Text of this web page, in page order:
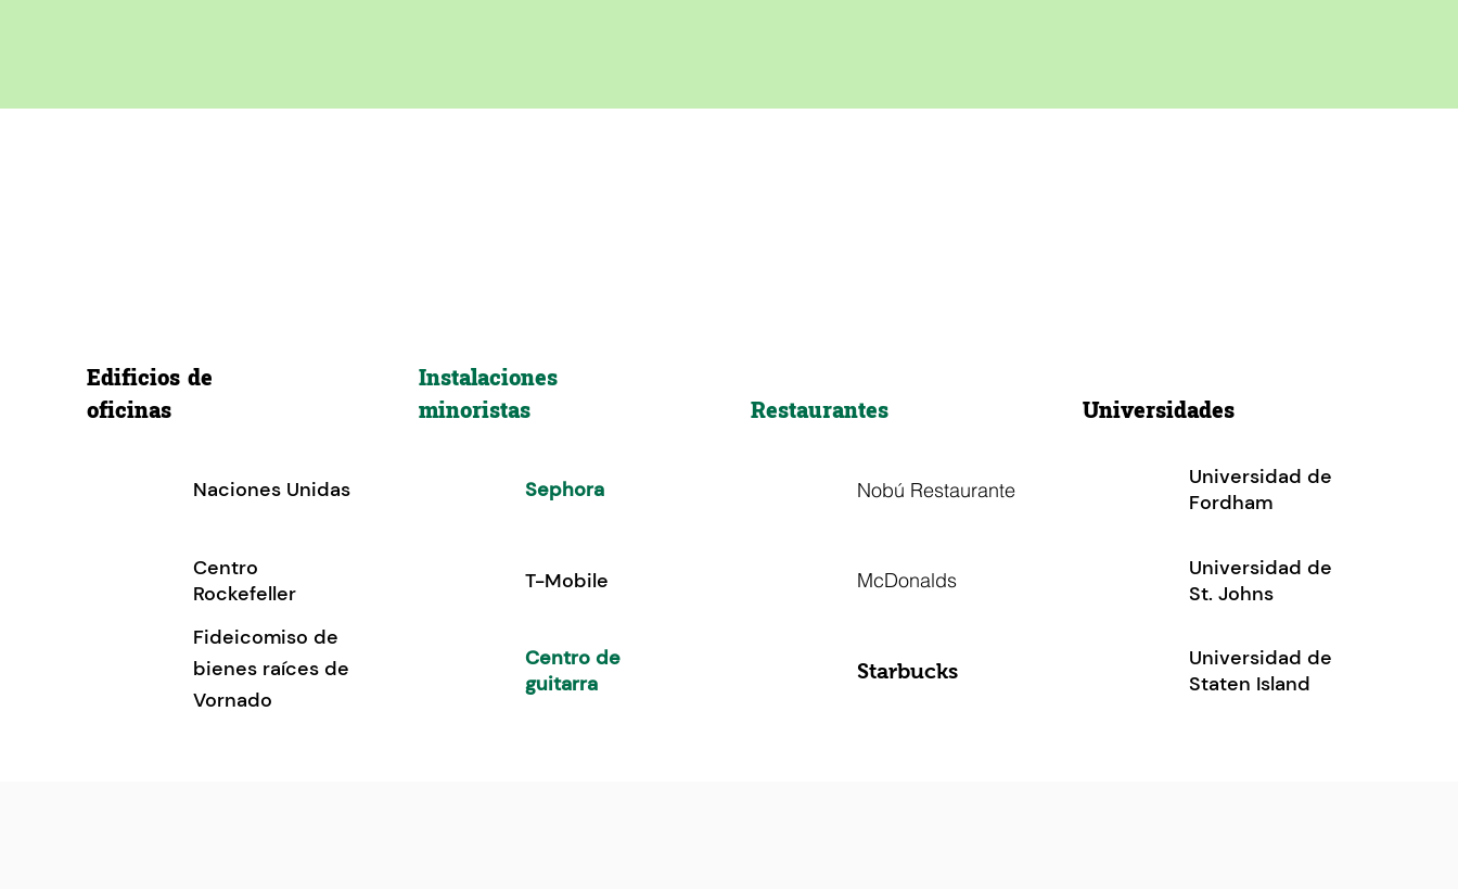
Naciones Unidas
Centro
Rockefeller
Fideicomiso de
bienes raíces de
Vornado
Edificios de
oficinas
Sephora
T-Mobile
Centro de
guitarra
Instalaciones
minoristas
Universidad de
Fordham
Universidad de
St. Johns
Universidad de
Staten Island
Universidades
Nobú Restaurante
McDonalds
Starbucks
Restaurantes